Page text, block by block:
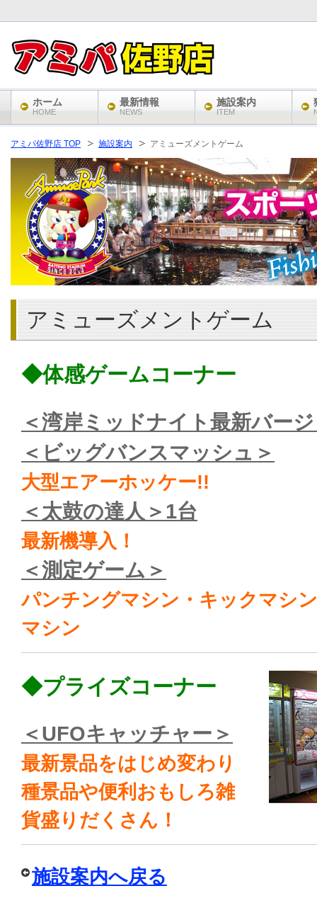
アミパ佐野店 TOP 施設案内 アミューズメントゲーム
アミューズメントゲーム
◆体感ゲームコーナー
＜湾岸ミッドナイト最新バー
＜ビッグバンスマッシュ＞
大型エアーホッケー!!
＜太鼓の達人＞1台
最新機導入！
＜測定ゲーム＞
パンチングマシン・キックマシ
マシン
◆プライズコーナー
＜UFOキャッチャー＞
最新景品をはじめ変わり
種景品や便利おもしろ雑
貨盛りだくさん！
施設案内へ戻る
ホーム
HOME
最新情報
NEWS
施設案内
ITEM